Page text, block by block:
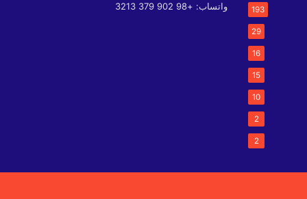
193
29
16
15
10
2
2
واتساب: +98 902 379 3213